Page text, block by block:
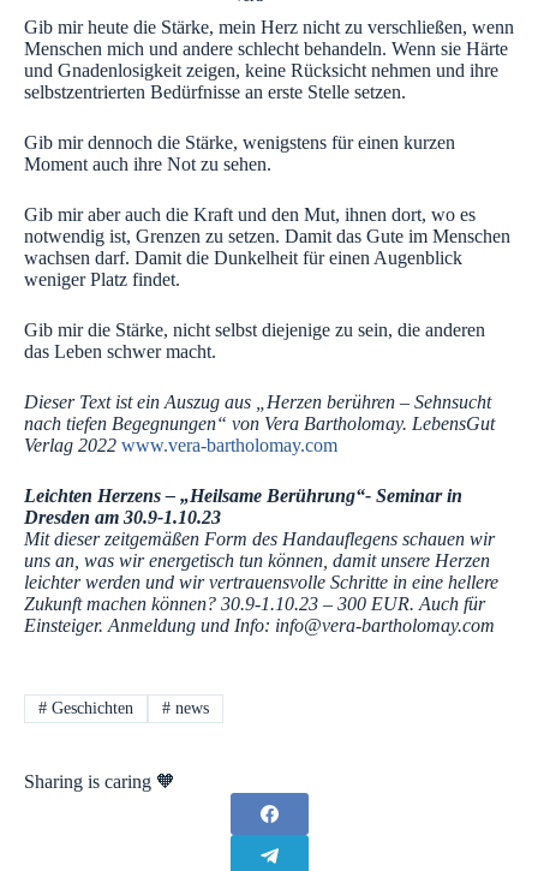
Gib mir heute die Stärke, mein Herz nicht zu verschließen, wenn
Menschen mich und andere schlecht behandeln. Wenn sie Härte
und Gnadenlosigkeit zeigen, keine Rücksicht nehmen und ihre
selbstzentrierten Bedürfnisse an erste Stelle setzen.
Gib mir dennoch die Stärke, wenigstens für einen kurzen
Moment auch ihre Not zu sehen.
Gib mir aber auch die Kraft und den Mut, ihnen dort, wo es
notwendig ist, Grenzen zu setzen. Damit das Gute im Menschen
wachsen darf. Damit die Dunkelheit für einen Augenblick
weniger Platz findet.
Gib mir die Stärke, nicht selbst diejenige zu sein, die anderen
das Leben schwer macht.
Dieser Text ist ein Auszug aus „Herzen berühren – Sehnsucht
nach tiefen Begegnungen“ von Vera Bartholomay. LebensGut
Verlag 2022 www.vera-bartholomay.com
Leichten Herzens – „Heilsame Berührung“- Seminar in
Dresden am 30.9-1.10.23
Mit dieser zeitgemäßen Form des Handauflegens schauen wir
uns an, was wir energetisch tun können, damit unsere Herzen
leichter werden und wir vertrauensvolle Schritte in eine hellere
Zukunft machen können? 30.9-1.10.23 – 300 EUR. Auch für
Einsteiger. Anmeldung und Info: info@vera-bartholomay.com
#Geschichten #news
Sharing is caring 🧡